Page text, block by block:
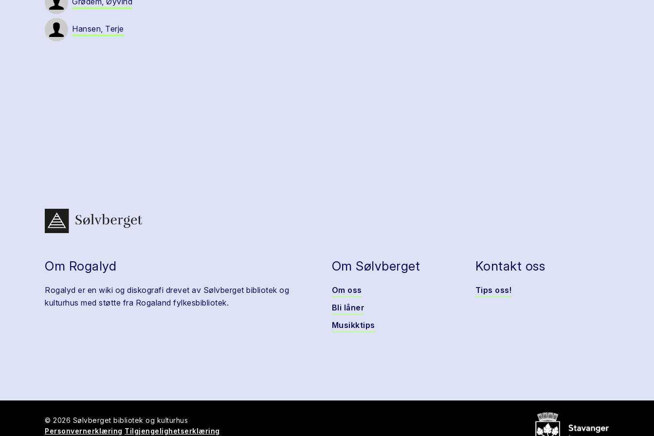
Hansen, Terje
Om Rogalyd
Rogalyd er en wiki og diskografi drevet av Sølvberget bibliotek og
kulturhus med støtte fra Rogaland fylkesbibliotek.
Om Sølvberget
Om oss
Bli låner
Musikktips
Kontakt oss
Tips oss!
© 2026 Sølvberget bibliotek og kulturhus
Personvernerklæring Tilgjengelighetserklæring